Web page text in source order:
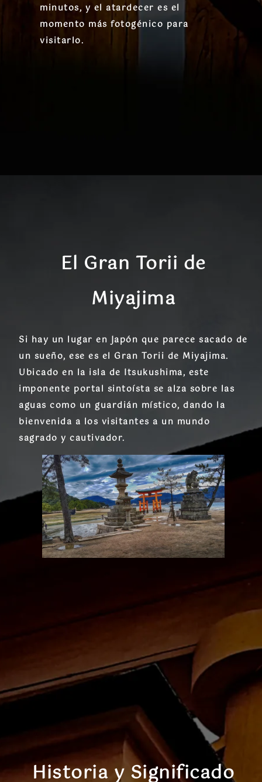
minutos, y el atardecer es el
momento más fotogénico para
visitarlo.
El Gran Torii de
Miyajima
Si hay un lugar en Japón que parece sacado de
un sueño, ese es el Gran Torii de Miyajima.
Ubicado en la isla de Itsukushima, este
imponente portal sintoísta se alza sobre las
aguas como un guardián místico, dando la
bienvenida a los visitantes a un mundo
sagrado y cautivador.
Historia y Significado